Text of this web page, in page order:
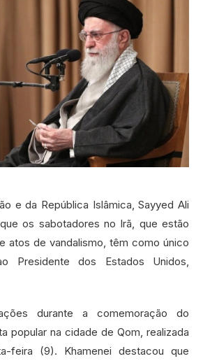
e da República Islâmica, Sayyed Ali
os sabotadores no Irã, que estão
atos de vandalismo, têm como único
Presidente dos Estados Unidos,
durante a comemoração do
popular na cidade de Qom, realizada
feira (9). Khamenei destacou que